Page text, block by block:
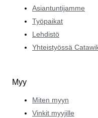
Asiantuntijamme
Työpaikat
Lehdistö
Yhteistyössä
Myy
Miten myyn
Vinkit myyjille